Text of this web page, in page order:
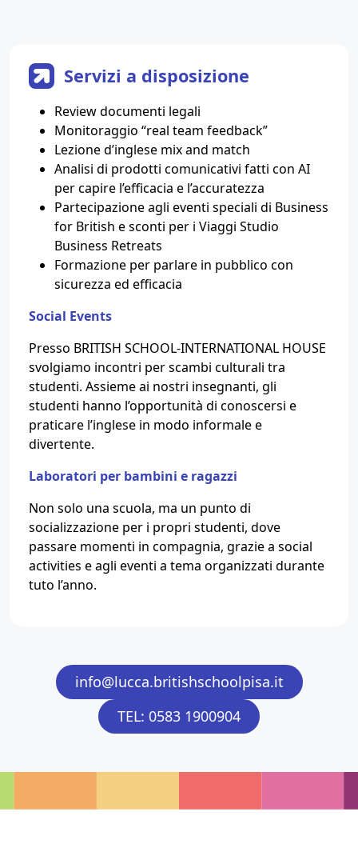
Servizi a disposizione
Review documenti legali
Monitoraggio “real team feedback”
Lezione d’inglese mix and match
Analisi di prodotti comunicativi fatti con AI
per capire l’efficacia e l’accuratezza
Partecipazione agli eventi speciali di Business
for British e sconti per i Viaggi Studio
Business Retreats
Formazione per parlare in pubblico con
sicurezza ed efficacia
Social Events
Presso BRITISH SCHOOL-INTERNATIONAL HOUSE
svolgiamo incontri per scambi culturali tra
studenti. Assieme ai nostri insegnanti, gli
studenti hanno l’opportunità di conoscersi e
praticare l’inglese in modo informale e
divertente.
Laboratori per bambini e ragazzi
Non solo una scuola, ma un punto di
socializzazione per i propri studenti, dove
passare momenti in compagnia, grazie a social
activities e agli eventi a tema organizzati durante
tuto l’anno.
info@lucca.britishschoolpisa.it
TEL: 0583 1900904